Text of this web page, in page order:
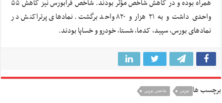
همراه بوده و در کاهش شاخص مؤثر بودند. شاخص فرابورس نیز کاهش ۵۵
واحدی داشت و به ۲۱ هزار و ۸۲۰ واحد برگشت. نمادهای پرتراکنش در
نمادهای بورس، سپید، کدما، شستا، خودرو و خساپا بودند.
برچسب ها بورس شاخص بورس